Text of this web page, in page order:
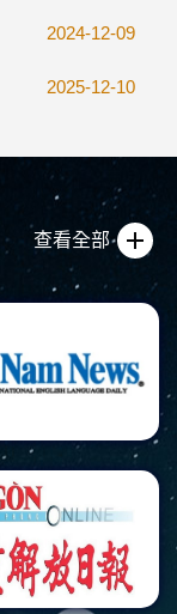
2024-12-09
2025-12-10
查看全部